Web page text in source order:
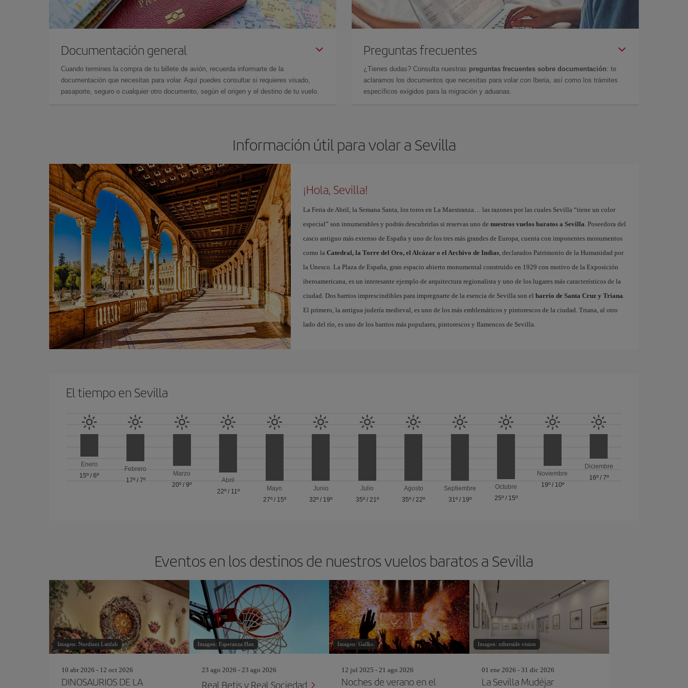
Documentación general
Cuando termines la compra de tu billete de avión, recuerda informarte de la
documentación que necesitas para volar. Aquí puedes consultar si requieres visado,
pasaporte, seguro o cualquier otro documento, según el origen y el destino de tu vuelo.
Preguntas frecuentes
¿Tienes dudas? Consulta nuestras preguntas frecuentes sobre documentación: te
aclaramos los documentos que necesitas para volar con Iberia, así como los trámites
específicos exigidos para la migración y aduanas.
Información útil para volar a Sevilla
¡Hola, Sevilla!
La Feria de Abril, la Semana Santa, los toros en La Maestranza… las razones por las cuales Sevilla “tiene un color
especial” son innumerables y podrás descubrirlas si reservas uno de nuestros vuelos baratos a Sevilla. Poseedora del
casco antiguo más extenso de España y uno de los tres más grandes de Europa, cuenta con imponentes monumentos
como la Catedral, la Torre del Oro, el Alcázar o el Archivo de Indias, declarados Patrimonio de la Humanidad por
la Unesco. La Plaza de España, gran espacio abierto monumental construido en 1929 con motivo de la Exposición
iberoamericana, es un interesante ejemplo de arquitectura regionalista y uno de los lugares más característicos de la
ciudad. Dos barrios imprescindibles para impregnarte de la esencia de Sevilla son el barrio de Santa Cruz y Triana.
El primero, la antigua judería medieval, es uno de los más emblemáticos y pintorescos de la ciudad. Triana, al otro
lado del río, es uno de los barrios más populares, pintorescos y flamencos de Sevilla.
El tiempo en Sevilla
Enero
15º /6º
Febrero
17º/ 7º
Marzo
20º /9º
Abril
22º/ 11º
Mayo
27º/ 15º
Junio
32º / 19º
Julio
35º/ 21º
Agosto
35º /22º
Septiembre
31º/ 19º
Octubre
25º / 15º
Noviembre
19º/ 10º
Diciembre
16º/ 7º
Eventos en los destinos de nuestros vuelos baratos a Sevilla
Imagen: Nurdiani Latifah
10 abr 2026 - 12 oct 2026
DINOSAURIOS DE LA
Imagen: Esperanza Han
23 ago 2026 - 23 ago 2026
Real Betis v Real Sociedad
Imagen: Gallks
12 jul 2025 - 21 ago 2026
Noches de verano en el
Imagen: otherside vision
01 ene 2026 - 31 dic 2026
La Sevilla Mudéjar